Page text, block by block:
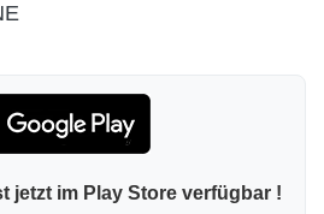
jetzt im Play Store verfügbar !